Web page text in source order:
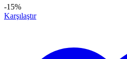
-15%
Karşılaştır